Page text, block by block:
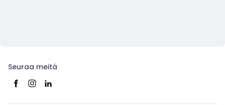
Seuraa meitä